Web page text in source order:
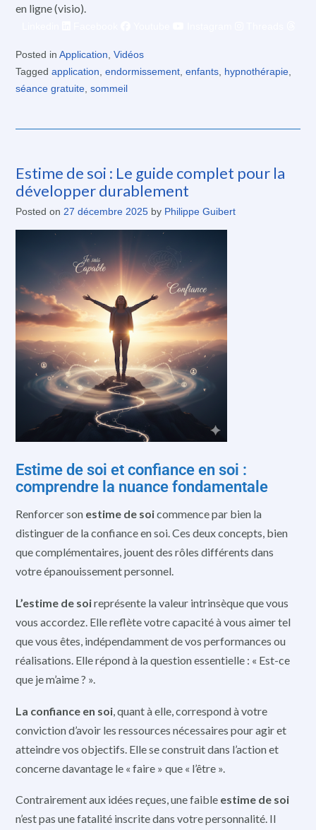
en ligne (visio).
Posted in Application, Vidéos
Tagged application, endormissement, enfants, hypnothérapie,
séance gratuite, sommeil
Estime de soi : Le guide complet pour la
développer durablement
Posted on 27 décembre 2025 by Philippe Guibert
Estime de soi et confiance en soi :
comprendre la nuance fondamentale
Renforcer son estime de soicommence par bien la
distinguer de la confiance en soi. Ces deux concepts, bien
que complémentaires, jouent des rôles différents dans
votre épanouissement personnel.
L’estime de soireprésente la valeur intrinsèque que vous
vous accordez. Elle reflète votre capacité à vous aimer tel
que vous êtes, indépendamment de vos performances ou
réalisations. Elle répond à la question essentielle : « Est-ce
que je m’aime ? ».
La confiance en soi , quant à elle, correspond à votre
conviction d’avoir les ressources nécessaires pour agir et
atteindre vos objectifs. Elle se construit dans l’action et
concerne davantage le « faire » que « l’être ».
Contrairement aux idées reçues, une faible estime de soi
n’est pas une fatalité inscrite dans votre personnalité. Il